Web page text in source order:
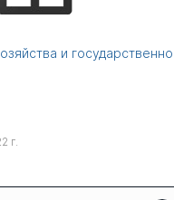
и
г.